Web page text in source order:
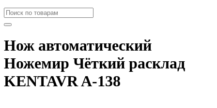
Нож автоматический
Ножемир Чёткий расклад
KENTAVR A-138